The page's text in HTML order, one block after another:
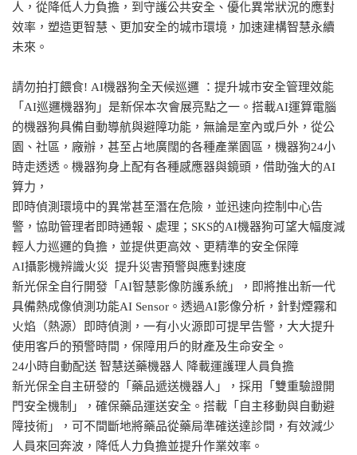
人，從降低人力負擔，到守護公共安全、優化異常狀況的應對
效率，塑造更智慧、更加安全的城市環境，加速建構智慧永續
未來。
請勿拍打餵食! AI機器狗全天候巡邏 ：提升城市安全管理效能
「AI巡邏機器狗」是新保本次會展亮點之一。搭載AI運算電腦
的機器狗具備自動導航與避障功能，無論是室內或戶外，從公
園、社區，廠辦，甚至占地廣闊的各種產業園區，機器狗24小
時走透透。機器狗身上配有各種感應器與鏡頭，借助強大的AI
算力，
即時偵測環境中的異常甚至潛在危險，並迅速向控制中心告
警，協助管理者即時通報、處理；SKS的AI機器狗可望大幅度減
輕人力巡邏的負擔，並提供更高效、更精準的安全保障
AI攝影機辨識火災 提升災害預警與應對速度
新光保全自行開發「AI智慧影像防護系統」，即將推出新一代
具備熱成像偵測功能AI Sensor。透過AI影像分析，針對煙霧和
火焰（熱源）即時偵測，一有小火源即可提早告警，大大提升
使用客戶的預警時間，保障用戶的財產及生命安全。
24小時自動配送 智慧送藥機器人 降載運護理人員負擔
新光保全自主研發的「藥品遞送機器人」，採用「雙重驗證開
門安全機制」，確保藥品運送安全。搭載「自主移動與自動避
障技術」，可不間斷地將藥品從藥局準確送達診間，有效減少
人員來回奔波，降低人力負擔並提升作業效率。